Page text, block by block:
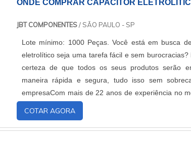
ONDE COMPRAR CAPACITOR
JBT COMPONENTES/ SÃO PAULO - SP
Lote mínimo: 1000 Peças. Você está em busca
eletrolítico seja uma tarefa fácil e sem
certeza de que todos os seus produtos serão
maneira rápida e segura, tudo isso sem
empresaCom mais de 22 anos de experiência no
a JBT é a melhor opção para você, nosso obje....
COTAR AGORA